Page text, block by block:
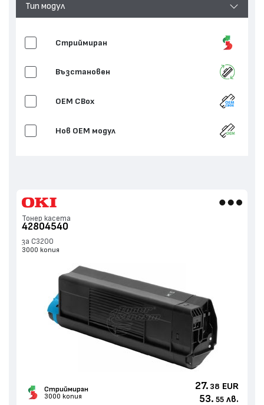
Тип модул
Стриймиран
Възстановен
OEM CBox
Нов ОЕМ модул
Тонер касета
42804540
за C3200
3000 копия
Стриймиран
3000 копия
27. 38 EUR
53. 55 лв.